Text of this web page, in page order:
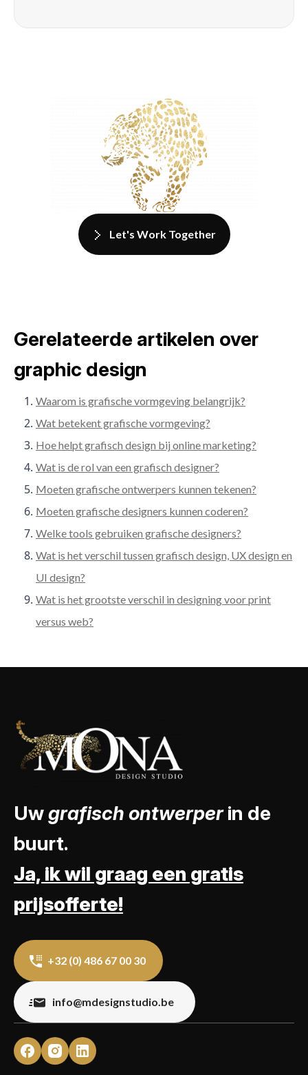
Let's Work Together
Gerelateerde artikelen over
graphic design
Waarom is grafische vormgeving belangrijk?
Wat betekent grafische vormgeving?
Hoe helpt grafisch design bij online marketing?
Wat is de rol van een grafisch designer?
Moeten grafische ontwerpers kunnen tekenen?
Moeten grafische designers kunnen coderen?
Welke tools gebruiken grafische designers?
Wat is het verschil tussen grafisch design, UX design en
UI design?
Wat is het grootste verschil in designing voor print
versus web?
Uwgrafisch ontwerperin de
buurt.
Ja, ik wil graag een gratis
prijsofferte!
+32 (0) 486 67 00 30
info@mdesignstudio.be